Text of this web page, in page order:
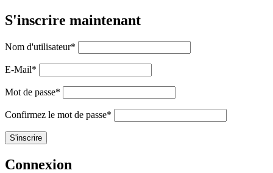
S'inscrire maintenant
Nom d'utilisateur*
E-Mail*
Mot de passe*
Confirmez le mot de passe*
Connexion